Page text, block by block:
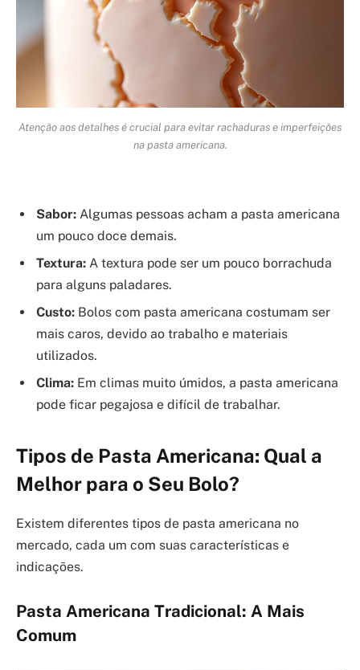
Atenção aos detalhes é crucial para evitar rachaduras e imperfeições
na pasta americana.
Sabor: Algumas pessoas acham a pasta americana
um pouco doce demais.
Textura: A textura pode ser um pouco borrachuda
para alguns paladares.
Custo: Bolos com pasta americana costumam ser
mais caros, devido ao trabalho e materiais
utilizados.
Clima: Em climas muito úmidos, a pasta americana
pode ficar pegajosa e difícil de trabalhar.
Tipos de Pasta Americana: Qual a
Melhor para o Seu Bolo?
Existem diferentes tipos de pasta americana no
mercado, cada um com suas características e
indicações.
Pasta Americana Tradicional: A Mais
Comum